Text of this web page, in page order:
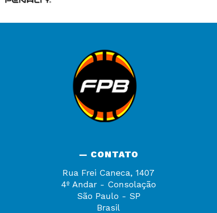
— CONTATO
Rua Frei Caneca, 1407
4º Andar - Consolação
São Paulo - SP
Brasil